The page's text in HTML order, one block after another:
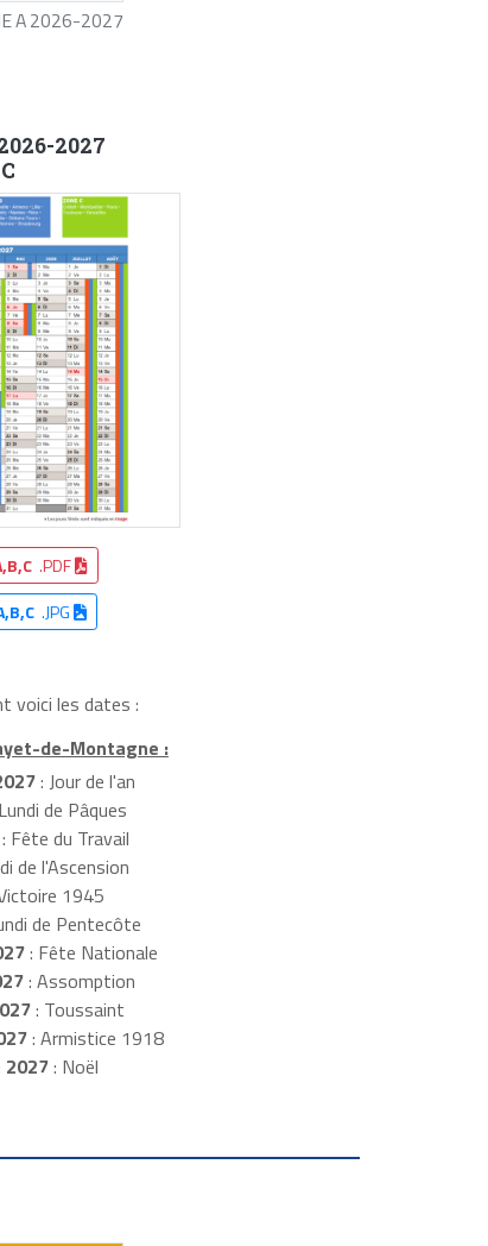
A 2026-2027
2027
.PDF
.JPG
voici les dates :
de-Montagne :
: Jour de l'an
de Pâques
: Fête du Travail
de l'Ascension
1945
de Pentecôte
: Fête Nationale
: Assomption
: Toussaint
: Armistice 1918
2027: Noël